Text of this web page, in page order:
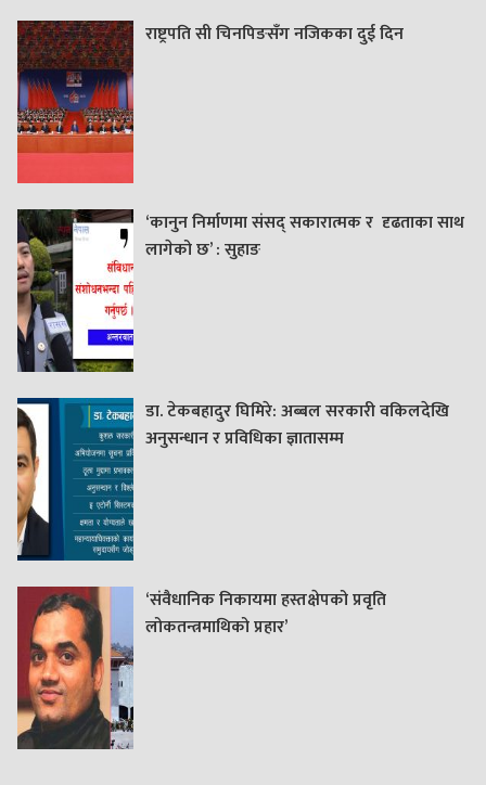
राष्ट्रपति सी चिनपिङसँग नजिकका दुई दिन
‘कानुन निर्माणमा संसद् सकारात्मक र दृढताका साथ
लागेको छ’ : सुहाङ
डा. टेकबहादुर घिमिरे: अब्बल सरकारी वकिलदेखि
अनुसन्धान र प्रविधिका ज्ञातासम्म
‘संवैधानिक निकायमा हस्तक्षेपको प्रवृति
लोकतन्त्रमाथिको प्रहार’